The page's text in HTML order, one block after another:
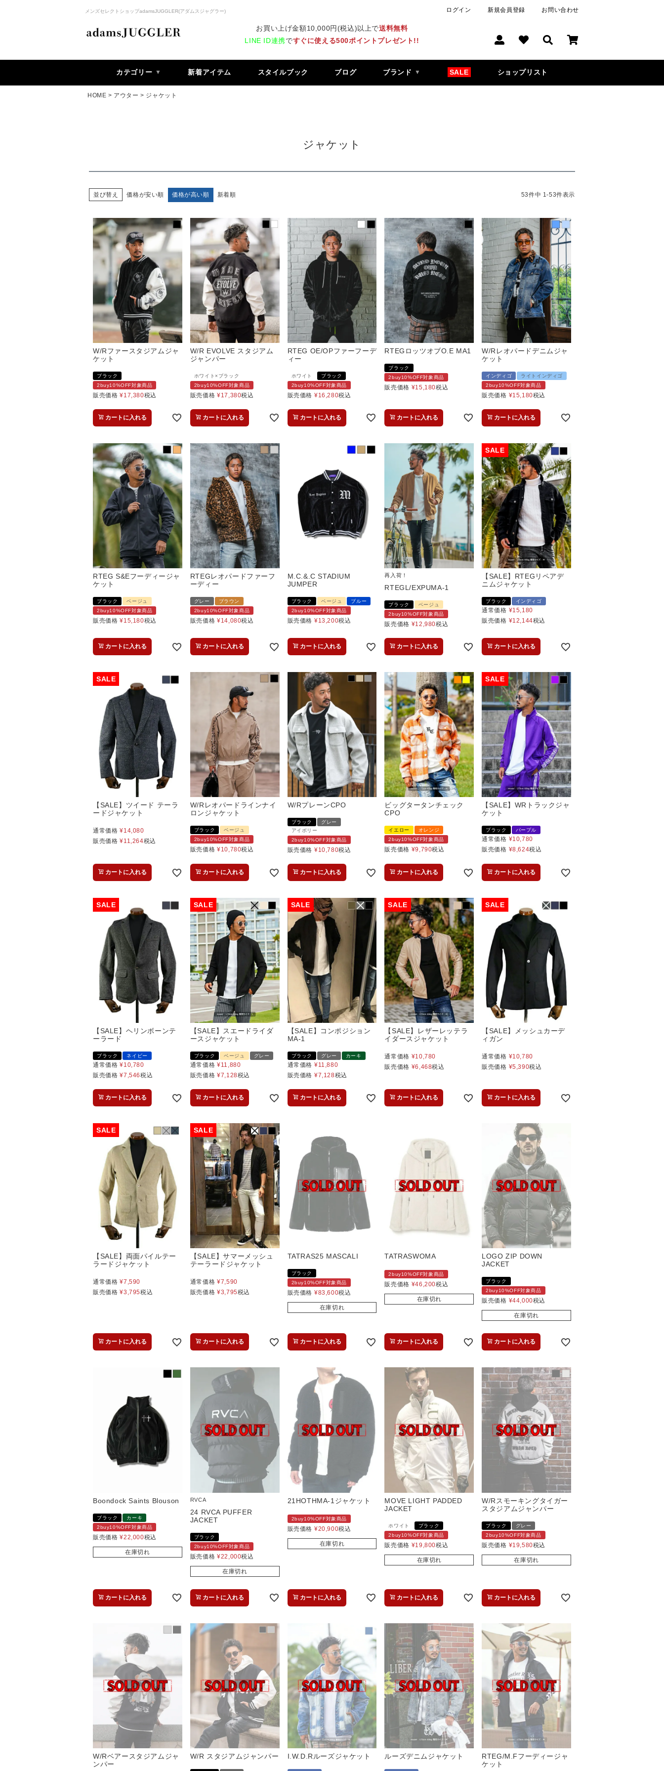
メンズセレクトショップadamsJUGGLER(アダムスジャグラー) ログイン 新規会員登録 お問い合わせ
お買い上げ金額10,000円(税込)以上で送料無料
LINE ID連携ですぐに使える500ポイントプレゼント!!
カテゴリー 新着アイテム スタイルブック ブログ ブランド SALE ショップリスト
HOME アウター ジャケット
ジャケット
並び替え 価格が安い順 価格が高い順 新着順 53件中 1-53件表示
W/Rファースタジアムジャ
ケット
ブラック
2buy10%OFF対象商品
販売価格 ¥17,380税込
カートに入れる
W/R EVOLVE スタジアム
ジャンパー
ホワイト×ブラック
2buy10%OFF対象商品
販売価格 ¥17,380税込
カートに入れる
RTEG OE/OPファーフーデ
ィー
ホワイト
ブラック
2buy10%OFF対象商品
販売価格 ¥16,280税込
カートに入れる
RTEGロッツオブO.E MA1
ブラック
2buy10%OFF対象商品
販売価格 ¥15,180税込
カートに入れる
W/Rレオパードデニムジャ
ケット
インディゴ
ライトインディゴ
2buy10%OFF対象商品
販売価格 ¥15,180税込
カートに入れる
RTEG S&Eフーディージャ
ケット
ブラック
ベージュ
2buy10%OFF対象商品
販売価格 ¥15,180税込
カートに入れる
RTEGレオパードファーフ
ーディー
グレー
ブラウン
2buy10%OFF対象商品
販売価格 ¥14,080税込
カートに入れる
M.C.&.C STADIUM
JUMPER
ブラック ベージュ
ブルー
2buy10%OFF対象商品
販売価格 ¥13,200税込
カートに入れる
再入荷！
RTEGL/EXPUMA-1
ブラック
ベージュ
2buy10%OFF対象商品
販売価格 ¥12,980税込
カートに入れる
【SALE】RTEGリペアデ
ニムジャケット
ブラック インディゴ
通常価格 ¥15,180
販売価格 ¥12,144税込
カートに入れる
【SALE】ツイード テーラ
ードジャケット
通常価格 ¥14,080
販売価格 ¥11,264税込
カートに入れる
W/Rレオパードラインナイ
ロンジャケット
ブラック
ベージュ
2buy10%OFF対象商品
販売価格 ¥10,780税込
カートに入れる
W/RプレーンCPO
ブラック
グレー
アイボリー
2buy10%OFF対象商品
販売価格 ¥10,780税込
カートに入れる
ビッグタータンチェック
CPO
イエロー
オレンジ
2buy10%OFF対象商品
販売価格 ¥9,790税込
カートに入れる
【SALE】WRトラックジャ
ケット
ブラック パープル
通常価格 ¥10,780
販売価格 ¥8,624税込
カートに入れる
【SALE】ヘリンボーンテ
ーラード
ブラック ネイビー
通常価格 ¥10,780
販売価格 ¥7,546税込
カートに入れる
【SALE】スエードライダ
ースジャケット
ブラック ベージュ グレー
通常価格 ¥11,880
販売価格 ¥7,128税込
カートに入れる
【SALE】コンポジション
MA-1
ブラック グレー カーキ
通常価格 ¥11,880
販売価格 ¥7,128税込
カートに入れる
【SALE】レザーレッテラ
イダースジャケット
通常価格 ¥10,780
販売価格 ¥6,468税込
カートに入れる
【SALE】メッシュカーデ
ィガン
通常価格 ¥10,780
販売価格 ¥5,390税込
カートに入れる
【SALE】両面パイルテー
ラードジャケット
通常価格 ¥7,590
販売価格 ¥3,795税込
カートに入れる
【SALE】サマーメッシュ
テーラードジャケット
通常価格 ¥7,590
販売価格 ¥3,795税込
カートに入れる
TATRAS25 MASCALI
ブラック
2buy10%OFF対象商品
販売価格 ¥83,600税込
在庫切れ
カートに入れる
TATRASWOMA
2buy10%OFF対象商品
販売価格 ¥46,200税込
在庫切れ
カートに入れる
LOGO ZIP DOWN
JACKET
ブラック
2buy10%OFF対象商品
販売価格 ¥44,000税込
在庫切れ
カートに入れる
Boondock Saints Blouson
ブラック
カーキ
2buy10%OFF対象商品
販売価格 ¥22,000税込
在庫切れ
カートに入れる
RVCA
24 RVCA PUFFER
JACKET
ブラック
2buy10%OFF対象商品
販売価格 ¥22,000税込
在庫切れ
カートに入れる
21HOTHMA-1ジャケット
2buy10%OFF対象商品
販売価格 ¥20,900税込
在庫切れ
カートに入れる
MOVE LIGHT PADDED
JACKET
ホワイト
ブラック
2buy10%OFF対象商品
販売価格 ¥19,800税込
在庫切れ
カートに入れる
W/Rスモーキングタイガー
スタジアムジャンパー
ブラック
グレー
2buy10%OFF対象商品
販売価格 ¥19,580税込
在庫切れ
カートに入れる
W/Rベアースタジアムジャ
ンパー
W/R スタジアムジャンパー I.W.D.Rルーズジャケット ルーズデニムジャケット
RTEG/M.Fフーディージャ
ケット